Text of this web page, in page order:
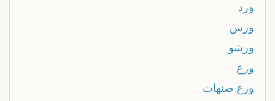
ورد
ورس
ورشو
ورع
ورع صنهات